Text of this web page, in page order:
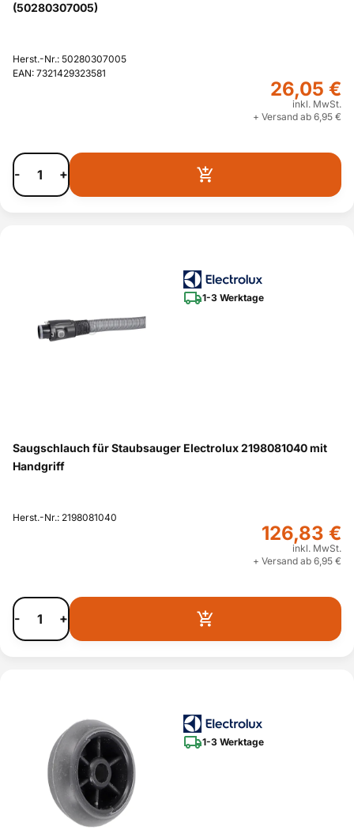
(50280307005)
Herst.-Nr.: 50280307005
EAN: 7321429323581
26,05 €
inkl. MwSt.
+ Versand ab 6,95 €
- +
1-3 Werktage
Saugschlauch für Staubsauger Electrolux 2198081040 mit
Handgriff
Herst.-Nr.: 2198081040
126,83 €
inkl. MwSt.
+ Versand ab 6,95 €
- +
1-3 Werktage